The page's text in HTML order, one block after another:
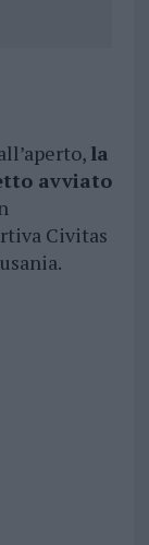
la
avviato
Civitas